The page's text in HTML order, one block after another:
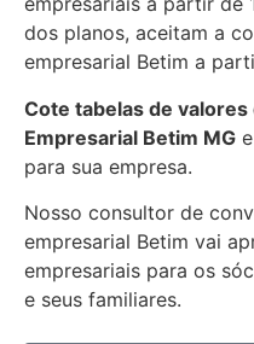
dos planos, aceitam a
empresarial Betim a
Cote tabelas de valores
Empresarial Betim MG
para sua empresa.
Nosso consultor de
empresarial Betim vai
empresariais para os
e seus familiares.